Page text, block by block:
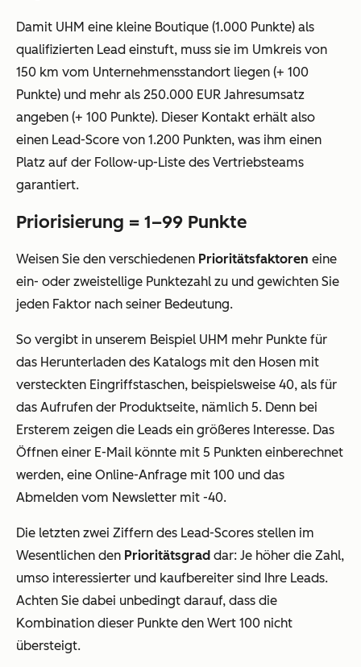
Damit UHM eine kleine Boutique (1.000 Punkte) als
qualifizierten Lead einstuft, muss sie im Umkreis von
150 km vom Unternehmensstandort liegen (+ 100
Punkte) und mehr als 250.000 EUR Jahresumsatz
angeben (+ 100 Punkte). Dieser Kontakt erhält also
einen Lead-Score von 1.200 Punkten, was ihm einen
Platz auf der Follow-up-Liste des Vertriebsteams
garantiert.
Priorisierung = 1–99 Punkte
Weisen Sie den verschiedenen Prioritätsfaktoren eine
ein- oder zweistellige Punktezahl zu und gewichten Sie
jeden Faktor nach seiner Bedeutung.
So vergibt in unserem Beispiel UHM mehr Punkte für
das Herunterladen des Katalogs mit den Hosen mit
versteckten Eingriffstaschen, beispielsweise 40, als für
das Aufrufen der Produktseite, nämlich 5. Denn bei
Ersterem zeigen die Leads ein größeres Interesse. Das
Öffnen einer E-Mail könnte mit 5 Punkten einberechnet
werden, eine Online-Anfrage mit 100 und das
Abmelden vom Newsletter mit -40.
Die letzten zwei Ziffern des Lead-Scores stellen im
Wesentlichen den Prioritätsgrad dar: Je höher die Zahl,
umso interessierter und kaufbereiter sind Ihre Leads.
Achten Sie dabei unbedingt darauf, dass die
Kombination dieser Punkte den Wert 100 nicht
übersteigt.